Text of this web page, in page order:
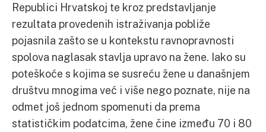
Republici Hrvatskoj te kroz predstavljanje
rezultata provedenih istraživanja pobliže
pojasnila zašto se u kontekstu ravnopravnosti
spolova naglasak stavlja upravo na žene. Iako su
poteškoće s kojima se susreću žene u današnjem
društvu mnogima već i više nego poznate, nije na
odmet još jednom spomenuti da prema
statističkim podatcima, žene čine između 70 i 80